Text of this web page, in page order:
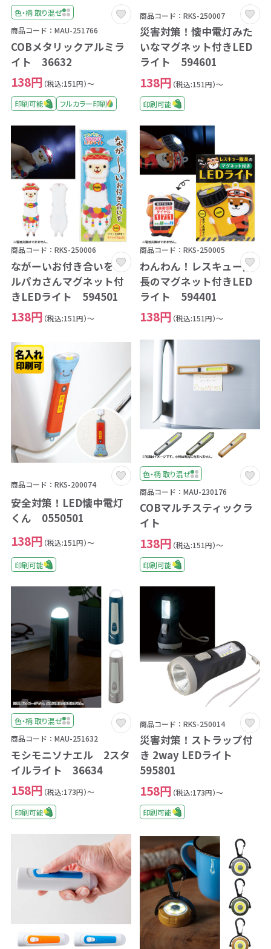
色・柄 取り混ぜ
商品コード：MAU-251766
COBメタリックアルミラ
イト 36632
138円 （税込:151円）～
印刷可能
フルカラー印刷
商品コード：RKS-250007
災害対策！懐中電灯みた
いなマグネット付きLED
ライト 594601
138円 （税込:151円）～
印刷可能
商品コード：RKS-250006
ながーいお付き合いを ア
ルパカさんマグネット付
きLEDライト 594501
138円 （税込:151円）～
商品コード：RKS-250005
わんわん！レスキュー隊
長のマグネット付きLED
ライト 594401
138円 （税込:151円）～
商品コード：RKS-200074
安全対策！LED懐中電灯
くん 0550501
138円 （税込:151円）～
印刷可能
色・柄 取り混ぜ
商品コード：MAU-230176
COBマルチスティックラ
イト
138円 （税込:151円）～
印刷可能
色・柄 取り混ぜ
商品コード：MAU-251632
モシモニソナエル 2スタ
イルライト 36634
158円 （税込:173円）～
印刷可能
商品コード：RKS-250014
災害対策！ストラップ付
き 2way LEDライト
595801
158円 （税込:173円）～
印刷可能